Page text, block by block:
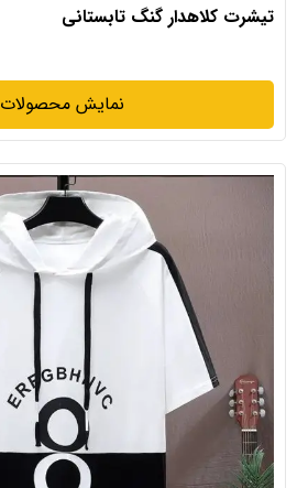
تیشرت کلاهدار گنگ تابستانی
نمایش محصولات